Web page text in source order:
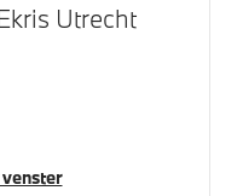
en achterruit
(styling
Utrecht